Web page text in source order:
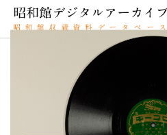
SPレコード
オニアザミノセイキチ（2）
資料番号：SPH11MK021025B
鬼薊の淸吉（二）